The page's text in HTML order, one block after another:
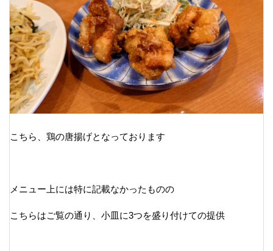
こちら、鶏の唐揚げとなっております
メニュー上には特に記載なかったものの
こちらはご覧の通り、小皿に3つを盛り付けての提供